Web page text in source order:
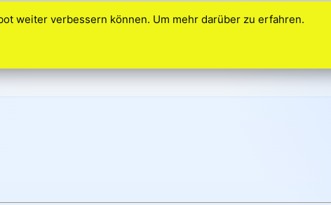
weiter verbessern können. Um mehr darüber zu erfahren.